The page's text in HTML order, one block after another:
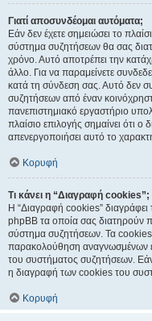
Γιατί αποσυνδέομαι αυτόματα;
Εάν δεν έχετε σημειώσει το
σύστημα συζητήσεων θα σας
χρόνο. Αυτό αποτρέπει την
άλλο. Για να παραμείνετε
κατά τη σύνδεση σας. Αυτό δεν
συζητήσεων από έναν
πανεπιστημιακό εργαστήριο
πλαίσιο επιλογής σημαίνει ότι ο
απενεργοποιήσει αυτό το
Κορυφή
Τι κάνει η “Διαγραφή cookies”;
Η “Διαγραφή cookies”
phpBB τα οποία σας διατηρούν
σύστημα συζητήσεων. Τα cookies
παρακολούθηση αναγνωσμένων
του συστήματος συζητήσεων.
η διαγραφή των cookies του
Κορυφή